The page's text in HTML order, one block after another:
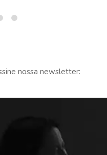
nossa newsletter: